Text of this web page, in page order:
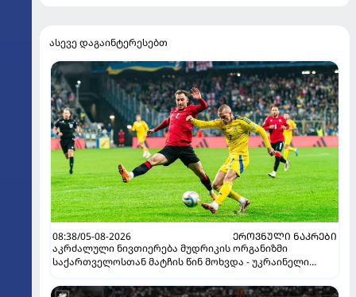
ასევე დაგაინტერესებთ
08:38/05-08-2026
ᲔᲠᲝᲕᲜᲣᲚᲘ ᲜᲐᲙᲠᲔᲑᲘ
აკრძალული ნივთიერება მუდრიკის ორგანიზმი
საქართველოსთან მატჩის წინ მოხვდა - უკრაინელი
ინფორმაციას ავრცელებს